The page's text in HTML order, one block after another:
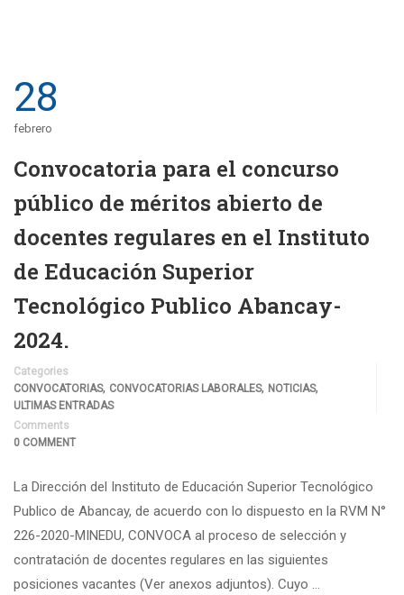
28
febrero
Convocatoria para el concurso
público de méritos abierto de
docentes regulares en el Instituto
de Educación Superior
Tecnológico Publico Abancay-
2024.
Categories
CONVOCATORIAS, CONVOCATORIAS LABORALES, NOTICIAS,
ULTIMAS ENTRADAS
Comments
0 COMMENT
La Dirección del Instituto de Educación Superior Tecnológico
Publico de Abancay, de acuerdo con lo dispuesto en la RVM N°
226-2020-MINEDU, CONVOCA al proceso de selección y
contratación de docentes regulares en las siguientes
posiciones vacantes (Ver anexos adjuntos). Cuyo …